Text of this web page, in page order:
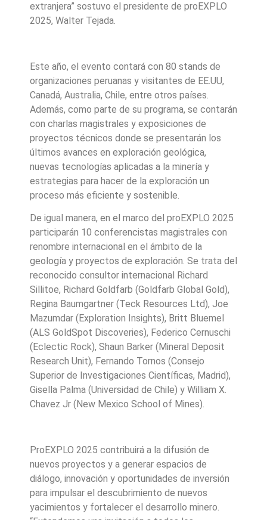
extranjera” sostuvo el presidente de proEXPLO
2025, Walter Tejada.
Este año, el evento contará con 80 stands de
organizaciones peruanas y visitantes de EE.UU,
Canadá, Australia, Chile, entre otros países.
Además, como parte de su programa, se contarán
con charlas magistrales y exposiciones de
proyectos técnicos donde se presentarán los
últimos avances en exploración geológica,
nuevas tecnologías aplicadas a la minería y
estrategias para hacer de la exploración un
proceso más eficiente y sostenible.
De igual manera, en el marco del proEXPLO 2025
participarán 10 conferencistas magistrales con
renombre internacional en el ámbito de la
geología y proyectos de exploración. Se trata del
reconocido consultor internacional Richard
Sillitoe, Richard Goldfarb (Goldfarb Global Gold),
Regina Baumgartner (Teck Resources Ltd), Joe
Mazumdar (Exploration Insights), Britt Bluemel
(ALS GoldSpot Discoveries), Federico Cernuschi
(Eclectic Rock), Shaun Barker (Mineral Deposit
Research Unit), Fernando Tornos (Consejo
Superior de Investigaciones Científicas, Madrid),
Gisella Palma (Universidad de Chile) y William X.
Chavez Jr (New Mexico School of Mines).
ProEXPLO 2025 contribuirá a la difusión de
nuevos proyectos y a generar espacios de
diálogo, innovación y oportunidades de inversión
para impulsar el descubrimiento de nuevos
yacimientos y fortalecer el desarrollo minero.